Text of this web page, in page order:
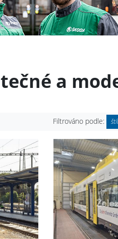
a
Filtrováno podle: